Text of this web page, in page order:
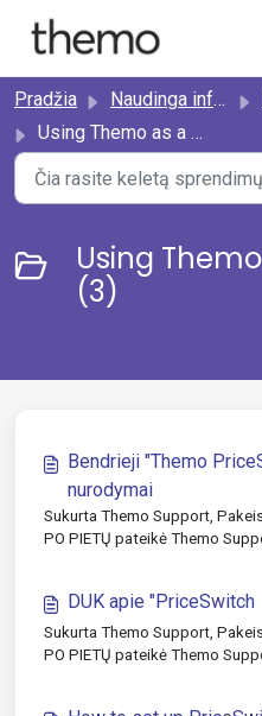
Pradžia Naudinga informacija
Using Themo as a PriceSwitch
Using
(3)
Bendrieji "Themo
nurodymai
Sukurta Themo Support,
PO PIETŲ pateikė Themo
DUK apie "PriceSwitch
Sukurta Themo Support,
PO PIETŲ pateikė Themo